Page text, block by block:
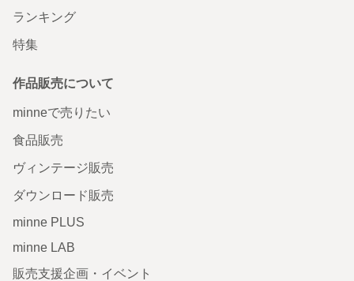
ランキング
特集
作品販売について
minneで売りたい
食品販売
ヴィンテージ販売
ダウンロード販売
minne PLUS
minne LAB
販売支援企画・イベント